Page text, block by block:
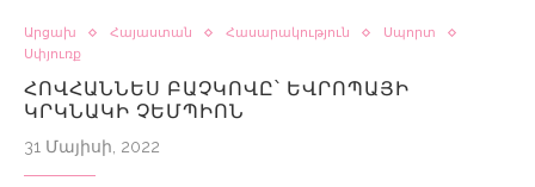
Արցախ Հայաստան Հասարակություն
Սպորտ
Սփյուռք
ՀՈՎՀԱՆՆԵՍ ԲԱՉԿՈՎԸ՝ ԵՎՐՈՊԱՅԻ
ԿՐԿՆԱԿԻ ՉԵՄՊԻՈՆ
31 Մայիսի, 2022